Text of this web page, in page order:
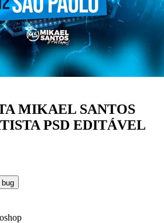
MIKAEL SANTOS
PSD EDITÁVEL
bug